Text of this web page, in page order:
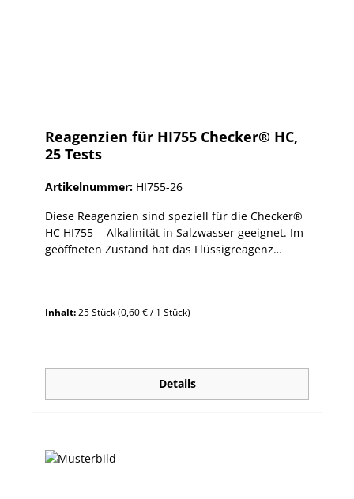
Reagenzien für HI755 Checker® HC,
25 Tests
Artikelnummer: HI755-26
Diese Reagenzien sind speziell für die Checker®
HC HI755 - Alkalinität in Salzwasser geeignet. Im
geöffneten Zustand hat das Flüssigreagenz
vermeiden. vorgefertigte und -dosierte
(30 mL) für 25 Tests und einer Spritze für die
optinale Dosierung. mit Ablaufdatum und
Chargennummer versehen Verpackungseinheit:
Inhalt:25 Stück(0,60 € / 1 Stück)
Details